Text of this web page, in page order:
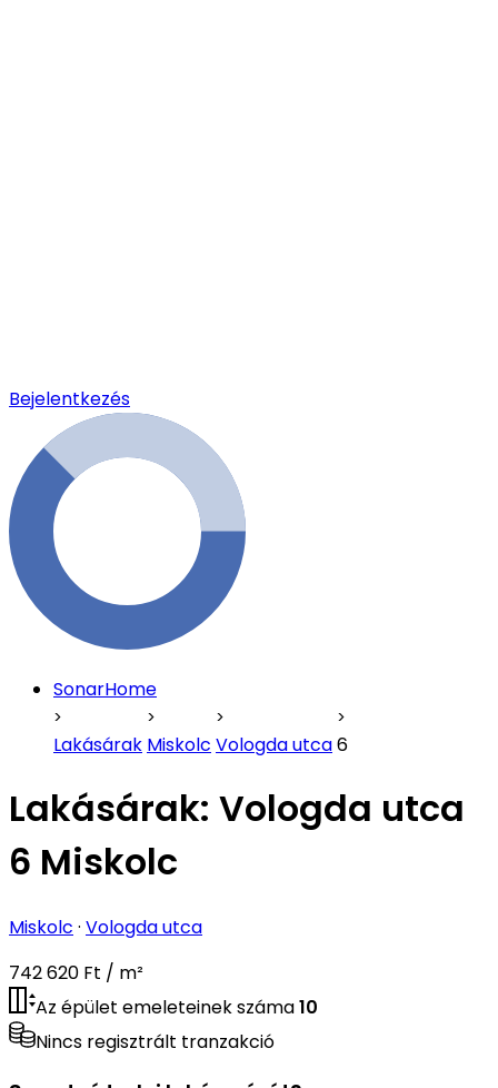
Bejelentkezés
SonarHome
Lakásárak Miskolc Vologda utca6
Lakásárak: Vologda utca
6 Miskolc
Miskolc · Vologda utca
742 620 Ft / m²
Az épület emeleteinek száma10
Nincs regisztrált tranzakció